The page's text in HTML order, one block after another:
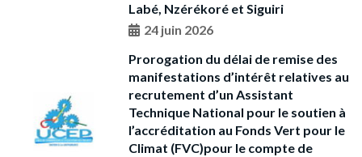
Labé, Nzérékoré et Siguiri
24 juin 2026
Prorogation du délai de remise des
manifestations d’intérêt relatives au
recrutement d’un Assistant
Technique National pour le soutien à
l’accréditation au Fonds Vert pour le
Climat (FVC)pour le compte de